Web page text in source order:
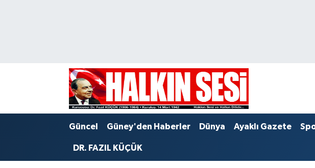
Güncel Güney'den Haberler Dünya Ayaklı Gazete
DR. FAZIL KÜÇÜK
Trafik Durumu
Puan Durumu ve Fikstür